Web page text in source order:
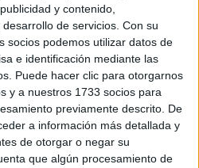
y contenido,
de servicios. Con su
socios podemos utilizar datos de
e identificación mediante las
Puede hacer clic para otorgarnos
y a nuestros 1733 socios para
previamente descrito. De
a información más detallada y
de otorgar o negar su
que algún procesamiento de